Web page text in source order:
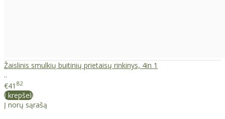
Žaislinis smulkių buitinių prietaisų rinkinys, 4in 1
..
€41 82
Į krepšelį
Į norų sąrašą